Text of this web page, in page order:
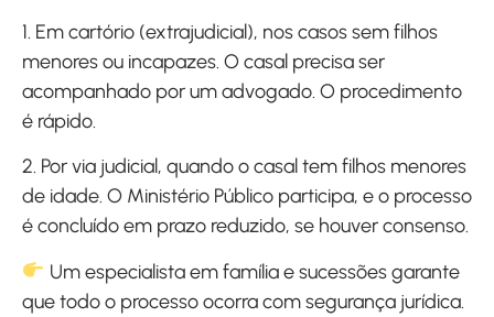
1. Em cartório (extrajudicial), nos casos sem filhos
menores ou incapazes. O casal precisa ser
acompanhado por um advogado. O procedimento
é rápido.
2. Por via judicial, quando o casal tem filhos menores
de idade. O Ministério Público participa, e o processo
é concluído em prazo reduzido, se houver consenso.
Um especialista em família e sucessões garante
que todo o processo ocorra com segurança jurídica.